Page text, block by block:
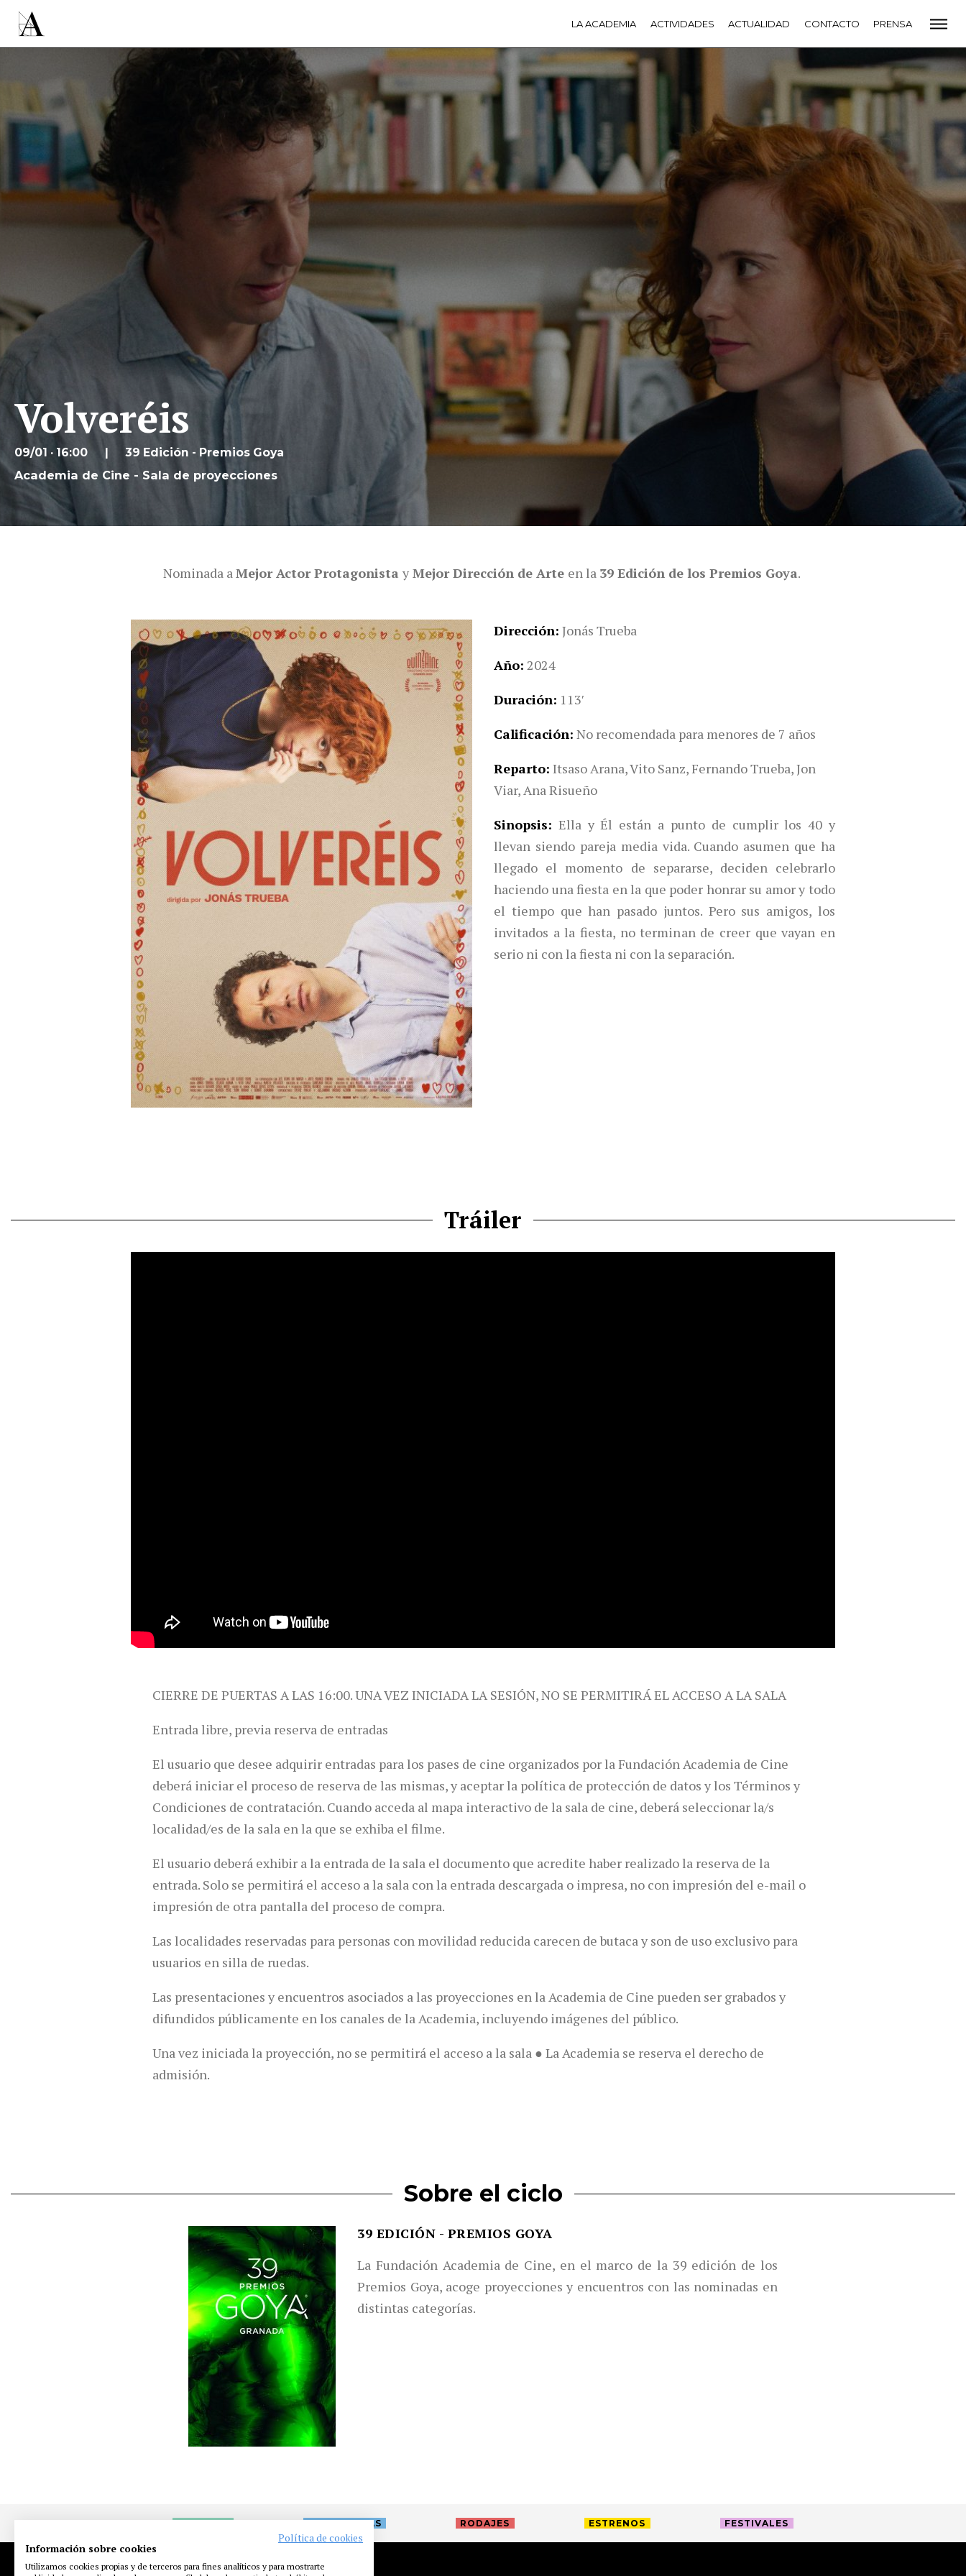
LA ACADEMIA ACTIVIDADES ACTUALIDAD CONTACTO PRENSA
Volveréis
09/01 · 16:00 39 Edición - Premios Goya
Academia de Cine - Sala de proyecciones
Nominada aMejor Actor Protagonista y Mejor Dirección de Arte en la 39 Edición de los Premios Goya.
Dirección Jonás Trueba
Año 2024
Duración 113′
Calificación No recomendada para menores de 7 años
Reparto Itsaso Arana, Vito Sanz, Fernando Trueba, Jon
Viar, Ana Risueño
Sinopsis
Ella y Él están a punto de cumplir los 40 y
llevan siendo pareja media vida. Cuando asumen que ha
llegado el momento de separarse, deciden celebrarlo
haciendo una fiesta en la que poder honrar su amor y todo
el tiempo que han pasado juntos. Pero sus amigos, los
invitados a la fiesta, no terminan de creer que vayan en
serio ni con la fiesta ni con la separación.
Tráiler
CIERRE DE PUERTAS A LAS 16:00. UNA VEZ INICIADA LA SESIÓN, NO SE PERMITIRÁ EL ACCESO A LA SALA
Entrada libre, previa reserva de entradas
El usuario que desee adquirir entradas para los pases de cine organizados por la Fundación Academia de Cine
deberá iniciar el proceso de reserva de las mismas, y aceptar la política de protección de datos y los Términos y
Condiciones de contratación. Cuando acceda al mapa interactivo de la sala de cine, deberá seleccionar la/s
localidad/es de la sala en la que se exhiba el filme.
El usuario deberá exhibir a la entrada de la sala el documento que acredite haber realizado la reserva de la
entrada. Solo se permitirá el acceso a la sala con la entrada descargada o impresa, no con impresión del e-mail o
impresión de otra pantalla del proceso de compra.
Las localidades reservadas para personas con movilidad reducida carecen de butaca y son de uso exclusivo para
usuarios en silla de ruedas.
Las presentaciones y encuentros asociados a las proyecciones en la Academia de Cine pueden ser grabados y
difundidos públicamente en los canales de la Academia, incluyendo imágenes del público.
Una vez iniciada la proyección, no se permitirá el acceso a la sala ● La Academia se reserva el derecho de
admisión.
Sobre el ciclo
39 EDICIÓN - PREMIOS GOYA
La Fundación Academia de Cine, en el marco de la 39 edición de los
Premios Goya, acoge proyecciones y encuentros con las nominadas en
distintas categorías.
NOTICIAS ENTREVISTAS RODAJES ESTRENOS FESTIVALES
LA ACADEMIA PREMIOS GOYA FUNDACIÓN
CONTACTO
ÚNETE A LA ACADEMIA DE CINE
PRENSA NEWSLETTER
Política de cookies
Información sobre cookies
Utilizamos cookies propias y de terceros para fines analíticos y para mostrarte